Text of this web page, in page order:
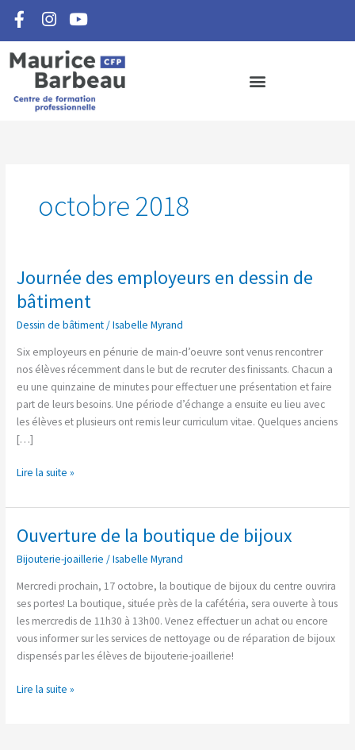
contenu
F
a
c
e
b
o
I
n
s
t
a
g
r
Y
o
u
t
u
b
e
octobre 2018
Journée des employeurs en dessin de
bâtiment
Dessin de bâtiment/Isabelle Myrand
Six employeurs en pénurie de main-d’oeuvre sont venus rencontrer
nos élèves récemment dans le but de recruter des finissants. Chacun a
eu une quinzaine de minutes pour effectuer une présentation et faire
part de leurs besoins. Une période d’échange a ensuite eu lieu avec
les élèves et plusieurs ont remis leur curriculum vitae. Quelques anciens
[…]
Journée
des
employeurs
en
Lire la suite »
Ouverture de la boutique de bijoux
Bijouterie-joaillerie /Isabelle Myrand
Mercredi prochain, 17 octobre, la boutique de bijoux du centre ouvrira
ses portes! La boutique, située près de la cafétéria, sera ouverte à tous
les mercredis de 11h30 à 13h00. Venez effectuer un achat ou encore
vous informer sur les services de nettoyage ou de réparation de bijoux
dispensés par les élèves de bijouterie-joaillerie!
Ouverture
la
boutique
de
bijoux
Lire la suite »